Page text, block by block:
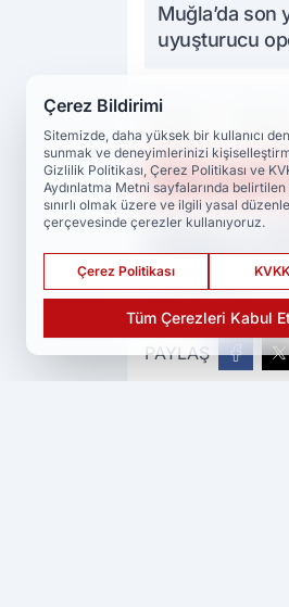
Muğla’da son
uyuşturucu
Hatay'ın
PAYLAŞ
Çerez Bildirimi
Sitemizde, daha yüksek bir kullanıcı
sunmak ve deneyimlerinizi
Gizlilik Politikası, Çerez Politikası ve
Aydınlatma Metni sayfalarında
sınırlı olmak üzere ve ilgili yasal
çerçevesinde çerezler kullanıyoruz.
Çerez Politikası
Tüm Çerezleri Kabul